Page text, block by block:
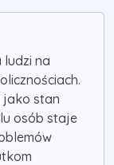
na
jako stan
osób staje